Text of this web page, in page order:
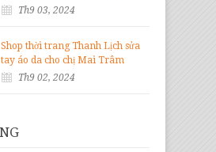
Th9 03, 2024
Shop thời trang Thanh Lịch sửa
tay áo da cho chị Mai Trâm
Th9 02, 2024